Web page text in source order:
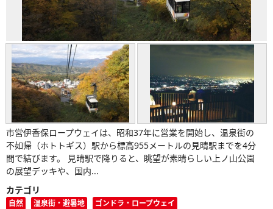
市営伊香保ロープウェイは、昭和37年に営業を開始し、温泉街の
不如帰（ホトトギス）駅から標高955メートルの見晴駅までを4分
間で結びます。 見晴駅で降りると、眺望が素晴らしい上ノ山公園
の展望デッキや、国内...
カテゴリ
自然 温泉街・避暑地 ゴンドラ・ロープウェイ